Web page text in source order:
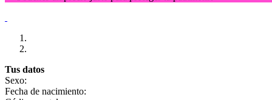
Tus datos
Sexo:
Fecha de nacimiento: